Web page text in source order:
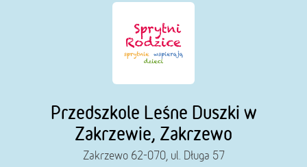
Przedszkole Leśne Duszki w
Zakrzewie, Zakrzewo
Zakrzewo 62-070, ul. Długa 57